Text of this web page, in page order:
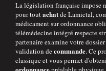
La législation française impose
pour toutachatde Lamictal,
médicament sur ordonnance
télémédecine intégré respecte
partenaire examine votre
validation decommande. Ce
classique et vous permet